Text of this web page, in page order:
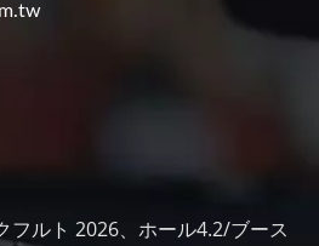
フルト 2026、ホール4.2/ブース